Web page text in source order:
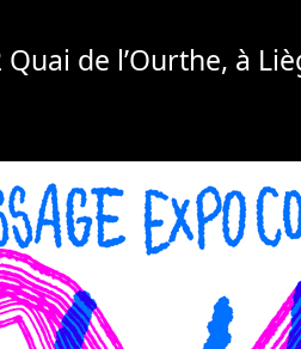
de l’Ourthe, à